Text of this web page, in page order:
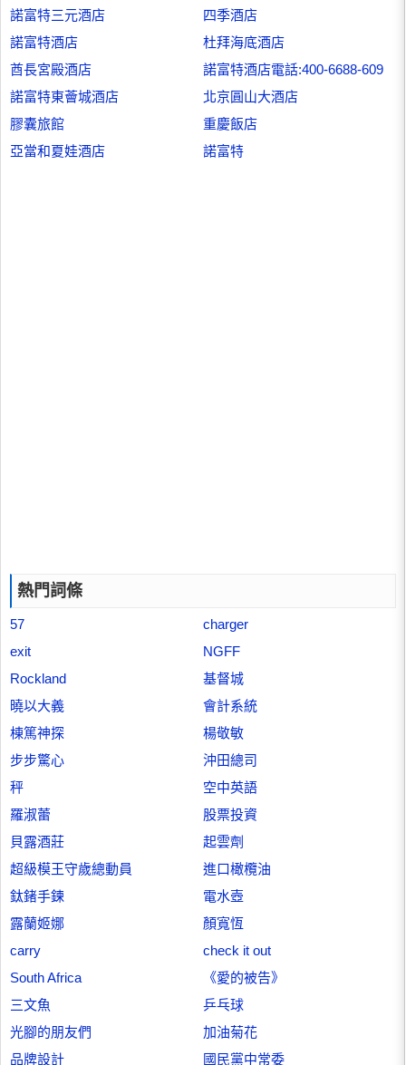
諾富特三元酒店
四季酒店
諾富特酒店
杜拜海底酒店
酋長宮殿酒店
諾富特酒店電話:400-6688-609
諾富特東薈城酒店
北京圓山大酒店
膠囊旅館
重慶飯店
亞當和夏娃酒店
諾富特
熱門詞條
57
charger
exit
NGFF
Rockland
基督城
曉以大義
會計系統
棟篤神探
楊敬敏
步步驚心
沖田總司
秤
空中英語
羅淑蕾
股票投資
貝露酒莊
起雲劑
超級模王守歲總動員
進口橄欖油
鈦鍺手鍊
電水壺
露蘭姬娜
顏寬恆
carry
check it out
South Africa
《愛的被告》
三文魚
乒乓球
光腳的朋友們
加油菊花
品牌設計
國民黨中常委